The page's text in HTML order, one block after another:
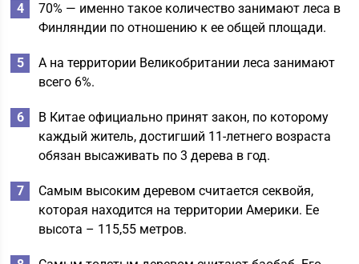
70% — именно такое количество занимают леса в
Финляндии по отношению к ее общей площади.
А на территории Великобритании леса занимают
всего 6%.
В Китае официально принят закон, по которому
каждый житель, достигший 11-летнего возраста
обязан высаживать по 3 дерева в год.
Самым высоким деревом считается секвойя,
которая находится на территории Америки. Ее
высота – 115,55 метров.